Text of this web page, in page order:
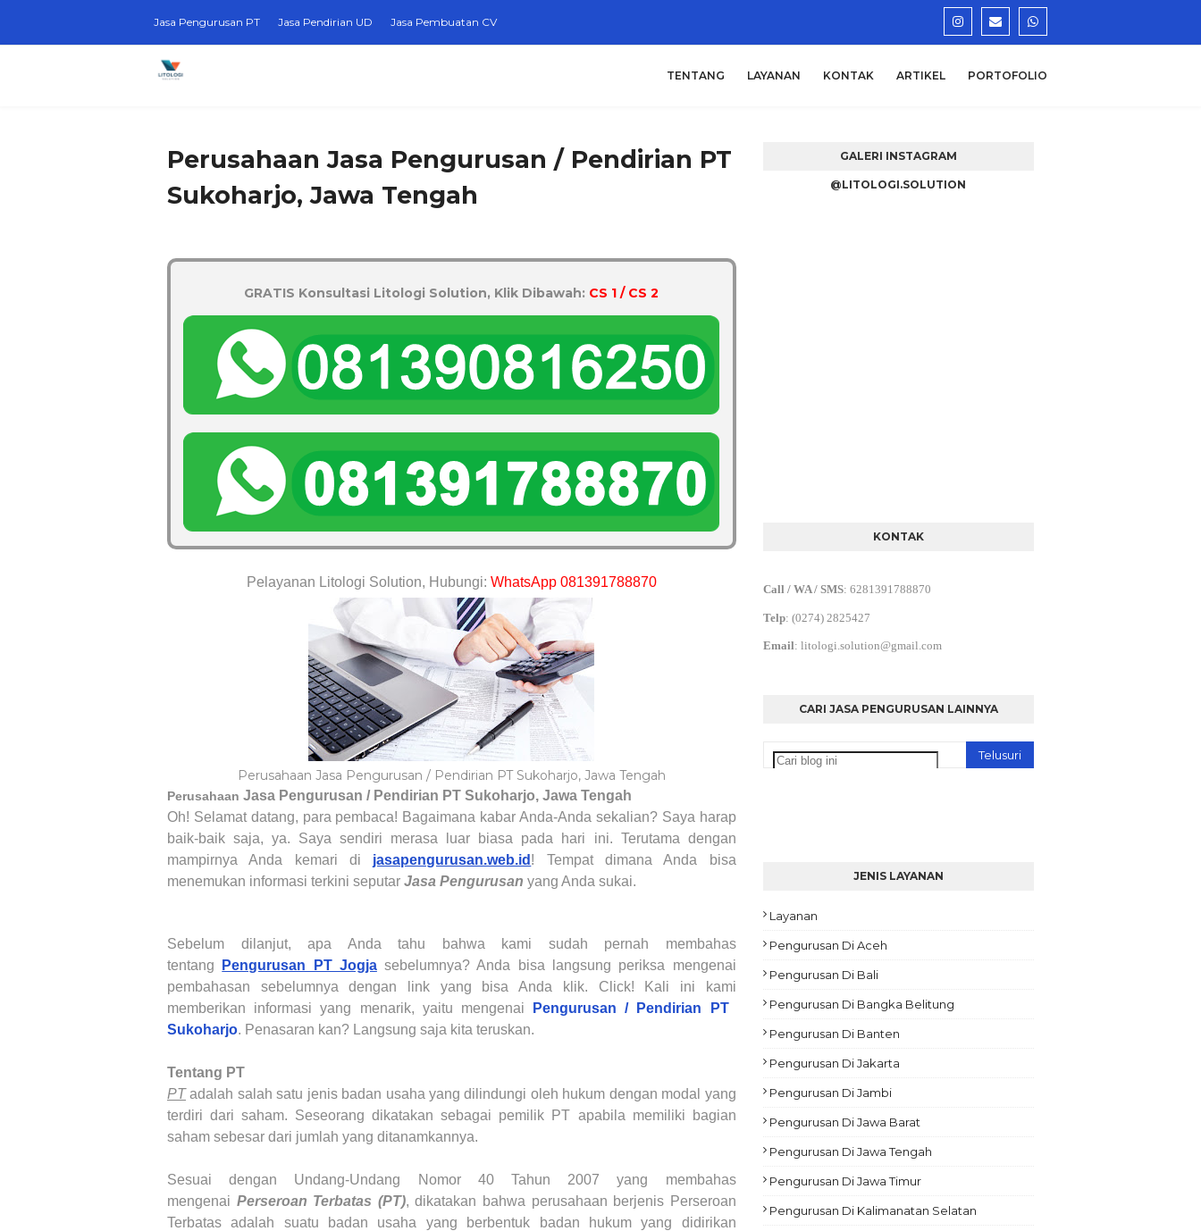
Jasa Pengurusan PT Jasa Pendirian UD Jasa Pembuatan CV
TENTANG LAYANAN KONTAK ARTIKEL PORTOFOLIO
Perusahaan Jasa Pengurusan / Pendirian PT
Sukoharjo, Jawa Tengah
GRATIS Konsultasi Litologi Solution, Klik Dibawah: CS 1 / CS 2
Pelayanan Litologi Solution, Hubungi: WhatsApp 081391788870
Perusahaan Jasa Pengurusan / Pendirian PT Sukoharjo, Jawa Tengah
Perusahaan Jasa Pengurusan / Pendirian PT Sukoharjo, Jawa Tengah
Oh! Selamat datang, para pembaca! Bagaimana kabar Anda-Anda sekalian? Saya harap
baik-baik saja, ya. Saya sendiri merasa luar biasa pada hari ini. Terutama dengan
mampirnya Anda kemari di jasapengurusan.web.id ! Tempat dimana Anda bisa
menemukan informasi terkini seputar Jasa Pengurusan yang Anda sukai.
Sebelum dilanjut, apa Anda tahu bahwa kami sudah pernah membahas
tentang
Pengurusan PT Jogjasebelumnya? Anda bisa langsung periksa mengenai
pembahasan sebelumnya dengan link yang bisa Anda klik. Click! Kali ini kami
memberikan informasi yang menarik, yaitu mengenai
Pengurusan / Pendirian PT
Sukoharjo. Penasaran kan? Langsung saja kita teruskan.
Tentang PT
PTadalah salah satu jenis badan usaha yang dilindungi oleh hukum dengan modal yang
terdiri dari saham. Seseorang dikatakan sebagai pemilik PT apabila memiliki bagian
saham sebesar dari jumlah yang ditanamkannya.
Sesuai dengan Undang-Undang Nomor 40 Tahun 2007 yang membahas
mengenai Perseroan Terbatas (PT), dikatakan bahwa perusahaan berjenis Perseroan
Terbatas adalah suatu badan usaha yang berbentuk badan hukum yang didirikan
GALERI INSTAGRAM
@LITOLOGI.SOLUTION
KONTAK
Call / WA / SMS: 6281391788870
Telp: (0274) 2825427
Email: litologi.solution@gmail.com
CARI JASA PENGURUSAN LAINNYA
JENIS LAYANAN
Layanan
Pengurusan Di Aceh
Pengurusan Di Bali
Pengurusan Di Bangka Belitung
Pengurusan Di Banten
Pengurusan Di Jakarta
Pengurusan Di Jambi
Pengurusan Di Jawa Barat
Pengurusan Di Jawa Tengah
Pengurusan Di Jawa Timur
Pengurusan Di Kalimanatan Selatan